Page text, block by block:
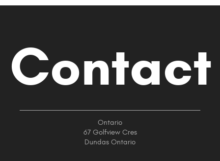
Contact
Ontario
67 Golfview Cres
Dundas Ontario